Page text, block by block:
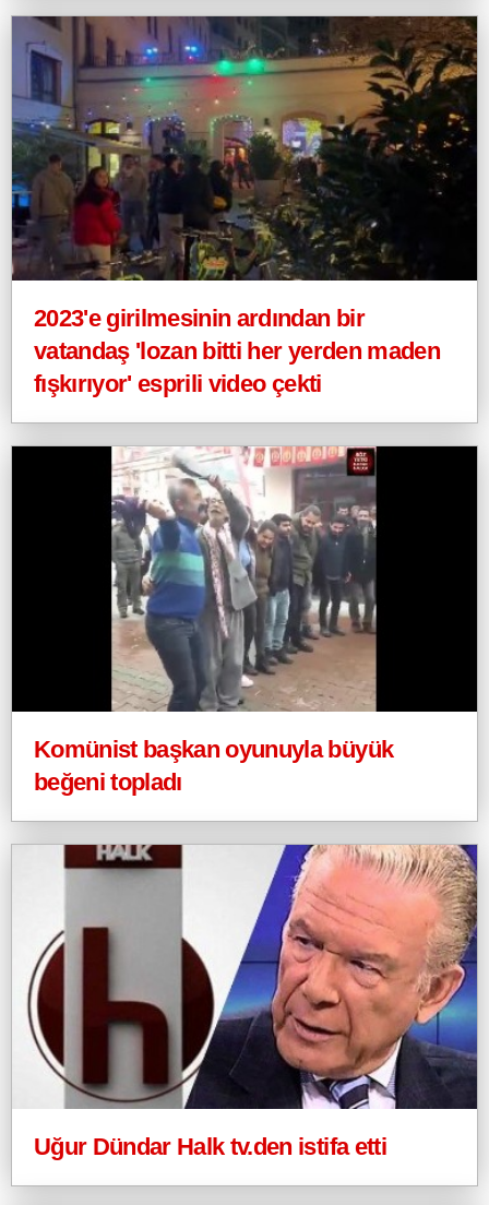
2023'e girilmesinin ardından bir
vatandaş 'lozan bitti her yerden maden
fışkırıyor' esprili video çekti
Komünist başkan oyunuyla büyük
beğeni topladı
Uğur Dündar Halk tv.den istifa etti